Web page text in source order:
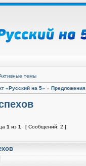
темы
«Русский на 5» » Предложения
1 из 1
[ Сообщений: 2 ]